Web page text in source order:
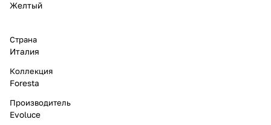
Желтый
Страна
Италия
Коллекция
Foresta
Производитель
Evoluce